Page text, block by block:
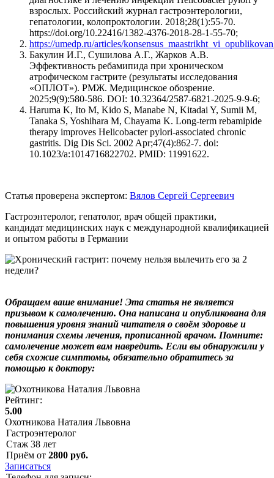
взрослых. Российский журнал гастроэнтерологии,
гепатологии, колопроктологии. 2018;28(1):55-70.
https://doi.org/10.22416/1382-4376-2018-28-1-55-70;
https://umedp.ru/articles/
Бакулин И.Г., Сушилова А.Г., Жарков А.В.
Эффективность ребамипида при хроническом
атрофическом гастрите (результаты исследования
«ОПЛОТ»). РМЖ. Медицинское обозрение.
2025;9(9):580-586. DOI: 10.32364/2587-6821-2025-9-9-6;
Haruma K, Ito M, Kido S, Manabe N, Kitadai Y, Sumii M,
Tanaka S, Yoshihara M, Chayama K. Long-term rebamipide
therapy improves Helicobacter pylori-associated chronic
gastritis. Dig Dis Sci. 2002 Apr;47(4):862-7. doi:
10.1023/a:1014716822702. PMID: 11991622.
Статья проверена экспертом: Вялов Сергей Сергеевич
Гастроэнтеролог, гепатолог, врач общей практики,
кандидат медицинских наук с международной квалификацией
и опытом работы в Германии
Обращаем ваше внимание! Эта статья не является
призывом к самолечению. Она написана и опубликована для
повышения уровня знаний читателя о своём здоровье и
понимания схемы лечения, прописанной врачом. Помните:
самолечение может вам навредить. Если вы обнаружили у
себя схожие симптомы, обязательно обратитесь за
помощью к доктору:
Рейтинг:
5.00
Охотникова Наталия Львовна
Гастроэнтеролог
Стаж 38 лет
Приём от 2800 руб.
Записаться